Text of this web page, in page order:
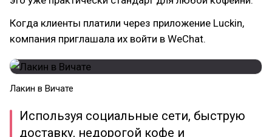
Когда клиенты платили через приложение Luckin,
компания приглашала их войти в WeChat.
Лакин в Вичате
Используя социальные сети, быструю
доставку, недорогой кофе и